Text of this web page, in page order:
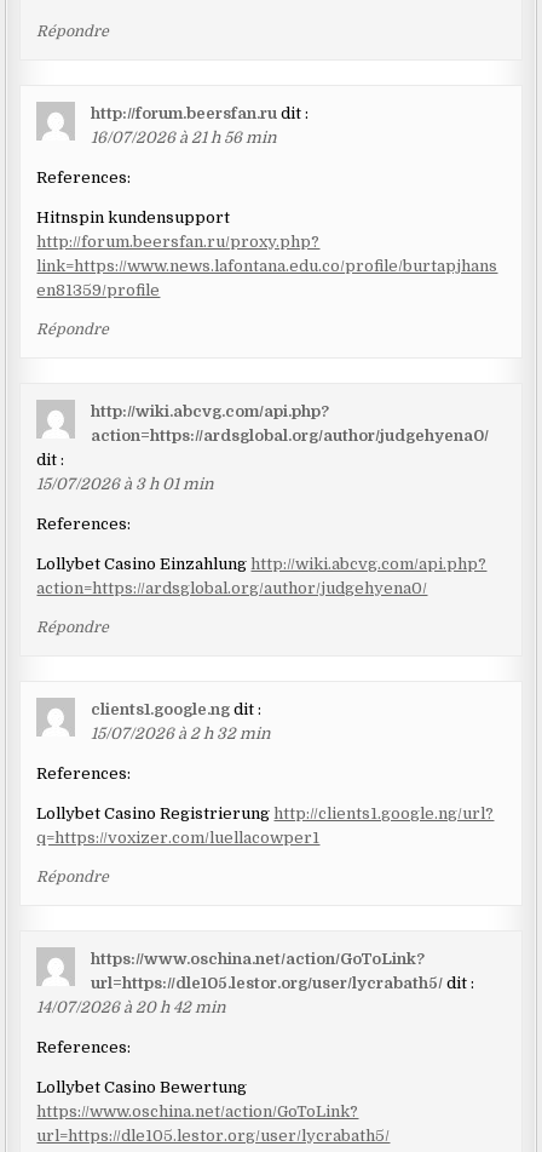
Répondre
http://forum.beersfan.ru dit :
16/07/2026 à 21 h 56 min
References:
Hitnspin kundensupport
http://forum.beersfan.ru/proxy.php?
link=https://www.news.lafontana.edu.co/profile/burtapjhans
en81359/profile
Répondre
http://wiki.abcvg.com/api.php?
action=https://ardsglobal.org/author/judgehyena0/
dit :
15/07/2026 à 3 h 01 min
References:
Lollybet Casino Einzahlung http://wiki.abcvg.com/api.php?
action=https://ardsglobal.org/author/judgehyena0/
Répondre
clients1.google.ng dit :
15/07/2026 à 2 h 32 min
References:
Lollybet Casino Registrierunghttp://clients1.google.ng/url?
q=https://voxizer.com/luellacowper1
Répondre
https://www.oschina.net/action/GoToLink?
url=https://dle105.lestor.org/user/lycrabath5/ dit :
14/07/2026 à 20 h 42 min
References:
Lollybet Casino Bewertung
https://www.oschina.net/action/GoToLink?
url=https://dle105.lestor.org/user/lycrabath5/